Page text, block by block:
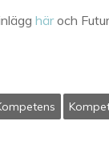
häroch